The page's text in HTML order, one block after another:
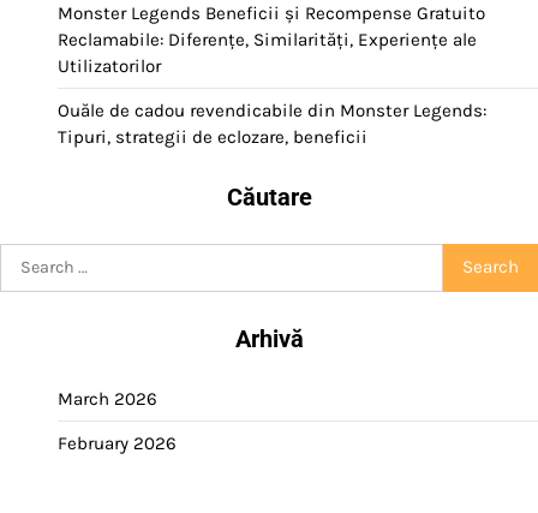
Monster Legends Beneficii și Recompense Gratuito
Reclamabile: Diferențe, Similarități, Experiențe ale
Utilizatorilor
Ouăle de cadou revendicabile din Monster Legends:
Tipuri, strategii de eclozare, beneficii
Căutare
Search
for:
Arhivă
March 2026
February 2026